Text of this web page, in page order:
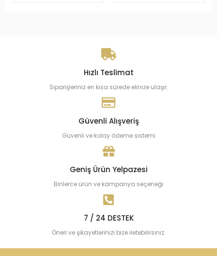
Hızlı Teslimat
Siparişleriniz en kısa sürede elinize ulaşır.
Güvenli Alışveriş
Güvenli ve kolay ödeme sistemi
Geniş Ürün Yelpazesi
Binlerce ürün ve kampanya seçeneği
7 / 24 DESTEK
Öneri ve şikayetlerinizi bize iletebilirsiniz.